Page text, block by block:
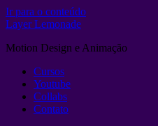
Ir para o conteúdo
Layer Lemonade
Motion Design e Animação
Cursos
Youtube
Collabs
Contato